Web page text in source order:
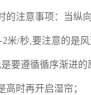
的注意事项：当纵
2米/秒,要注意的是
要遵循循序渐进
高时再开启湿帘；